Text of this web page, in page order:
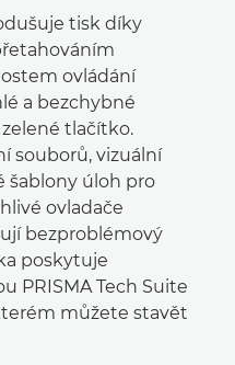
tisk díky
ovládání
a bezchybné
tlačítko.
souborů, vizuální
šablony úloh pro
ovladače
bezproblémový
poskytuje
PRISMA Tech Suite
můžete stavět